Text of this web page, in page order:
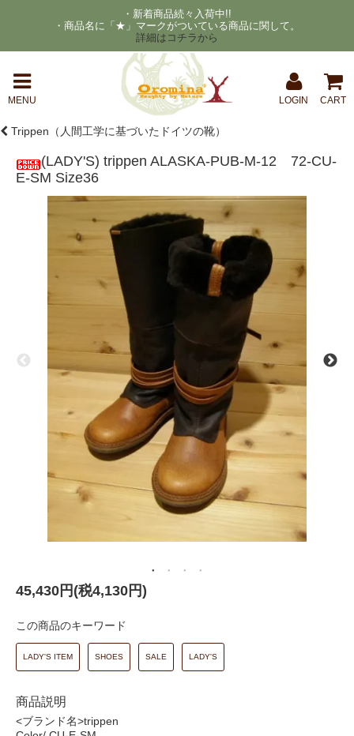
・新着商品続々入荷中!!
・商品名に「★」マークがついている商品に関して。
詳細はコチラから
MENU LOGIN CART
Trippen（人間工学に基づいたドイツの靴）
(LADY'S) trippen ALASKA-PUB-M-12 72-CU-
E-SM Size36
45,430円(税4,130円)
この商品のキーワード
LADY'S ITEM SHOES SALE LADY'S
商品説明
<ブランド名>trippen